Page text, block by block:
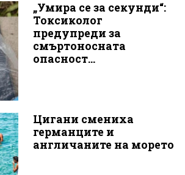
„Умира се за секунди“:
Токсиколог
предупреди за
смъртоносната
опасност...
Цигани смениха
германците и
англичаните на морето